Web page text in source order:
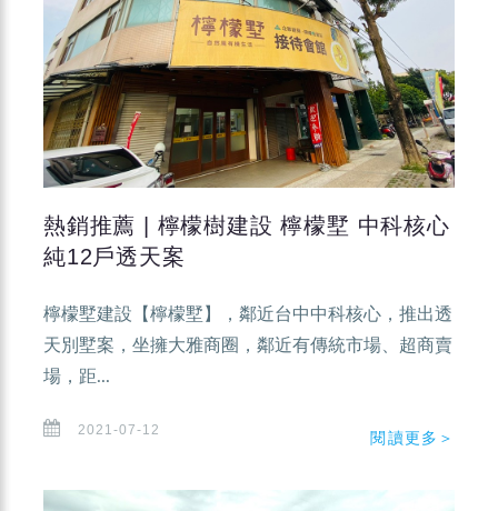
熱銷推薦 | 檸檬樹建設 檸檬墅 中科核心
純12戶透天案
檸檬墅建設【檸檬墅】，鄰近台中中科核心，推出透
天別墅案，坐擁大雅商圈，鄰近有傳統市場、超商賣
場，距...
2021-07-12 閱讀更多＞